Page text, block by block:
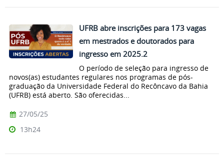
UFRB abre inscrições para 173 vagas
em mestrados e doutorados para
ingresso em 2025.2
O período de seleção para ingresso de
novos(as) estudantes regulares nos programas de pós-
graduação da Universidade Federal do Recôncavo da Bahia
(UFRB) está aberto. São oferecidas...
27/05/25
13h24